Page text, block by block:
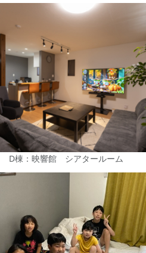
D棟：映響館 シアタールーム